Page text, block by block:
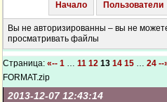
Начало Пользователи
Вы не авторизированны – вы не
просматривать файлы
Страница: «-- 1 … 11 12 13 14 15 … 24 --
FORMAT.zip
2013-12-07 12:43:14